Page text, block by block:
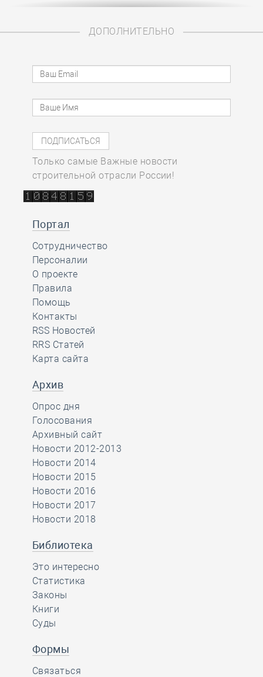
ДОПОЛНИТЕЛЬНО
Только самые Важные новости
строительной отрасли России!
Портал
Сотрудничество
Персоналии
О проекте
Правила
Помощь
Контакты
RSS Новостей
RRS Статей
Карта сайта
Архив
Опрос дня
Голосования
Архивный сайт
Новости 2012-2013
Новости 2014
Новости 2015
Новости 2016
Новости 2017
Новости 2018
Библиотека
Это интересно
Статистика
Законы
Книги
Суды
Формы
Связаться